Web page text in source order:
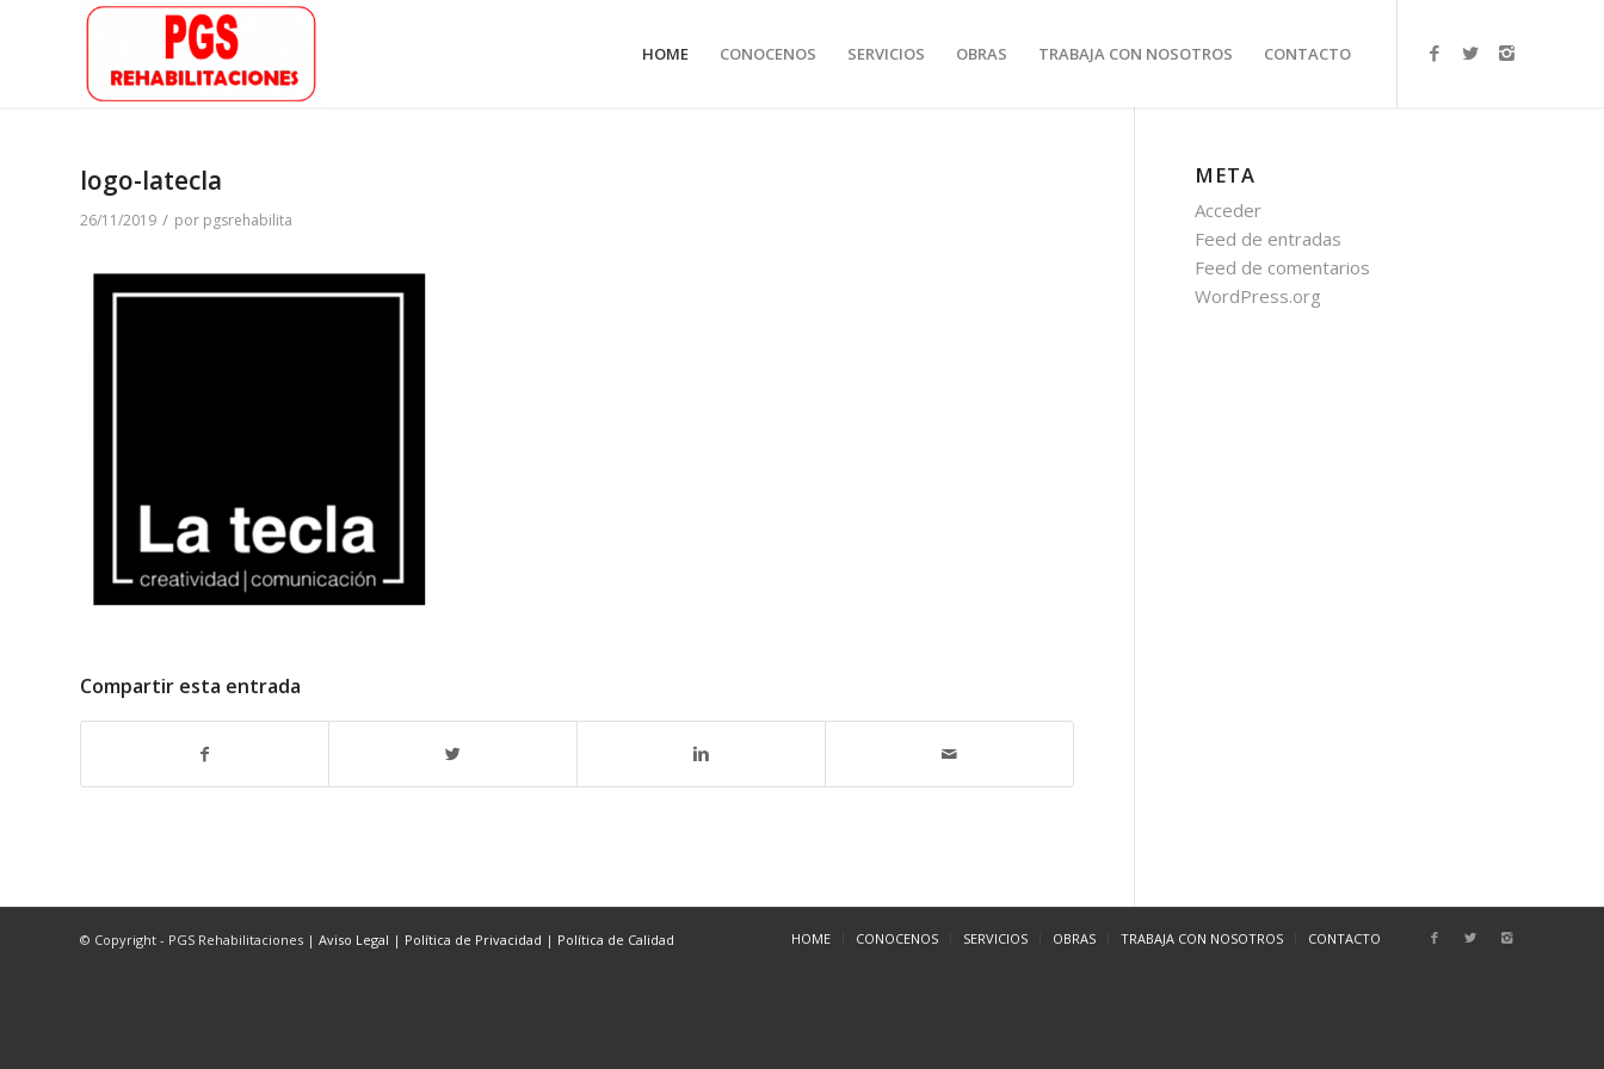
HOME CONOCENOS SERVICIOS OBRAS TRABAJA CON NOSOTROS CONTACTO
logo-latecla
26/11/2019 / por pgsrehabilita
Compartir esta entrada
META
Acceder
Feed de entradas
Feed de comentarios
WordPress.org
© Copyright - PGS Rehabilitaciones | Aviso Legal | Política de Privacidad | Política de Calidad HOME CONOCENOS SERVICIOS OBRAS TRABAJA CON NOSOTROS CONTACTO